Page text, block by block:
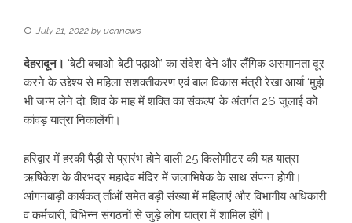
July 21, 2022 by ucnnews
देहरादून। ‘बेटी बचाओ-बेटी पढ़ाओ’ का संदेश देने और लैंगिक असमानता दूर
करने के उद्देश्य से महिला सशक्तीकरण एवं बाल विकास मंत्री रेखा आर्या ‘मुझे
भी जन्म लेने दो, शिव के माह में शक्ति का संकल्प’ के अंतर्गत 26 जुलाई को
कांवड़ यात्रा निकालेंगी।
हरिद्वार में हरकी पैड़ी से प्रारंभ होने वाली 25 किलोमीटर की यह यात्रा
ऋषिकेश के वीरभद्र महादेव मंदिर में जलाभिषेक के साथ संपन्न होगी।
आंगनबाड़ी कार्यकत् र्ताओं समेत बड़ी संख्या में महिलाएं और विभागीय अधिकारी
व कर्मचारी, विभिन्न संगठनों से जुड़े लोग यात्रा में शामिल होंगे।